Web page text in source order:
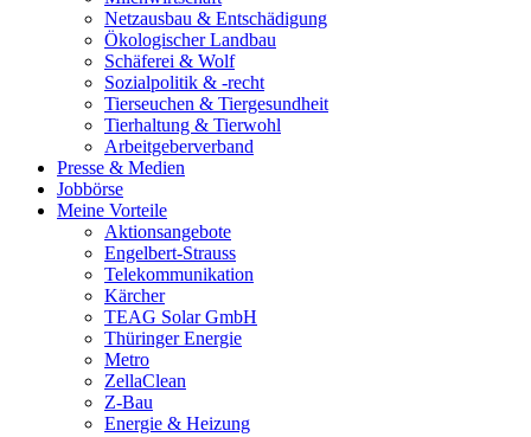
Netzausbau & Entschädigung
Ökologischer Landbau
Schäferei & Wolf
Sozialpolitik & -recht
Tierseuchen & Tiergesundheit
Tierhaltung & Tierwohl
Arbeitgeberverband
Presse & Medien
Jobbörse
Meine Vorteile
Aktionsangebote
Engelbert-Strauss
Telekommunikation
Kärcher
TEAG Solar GmbH
Thüringer Energie
Metro
ZellaClean
Z-Bau
Energie & Heizung